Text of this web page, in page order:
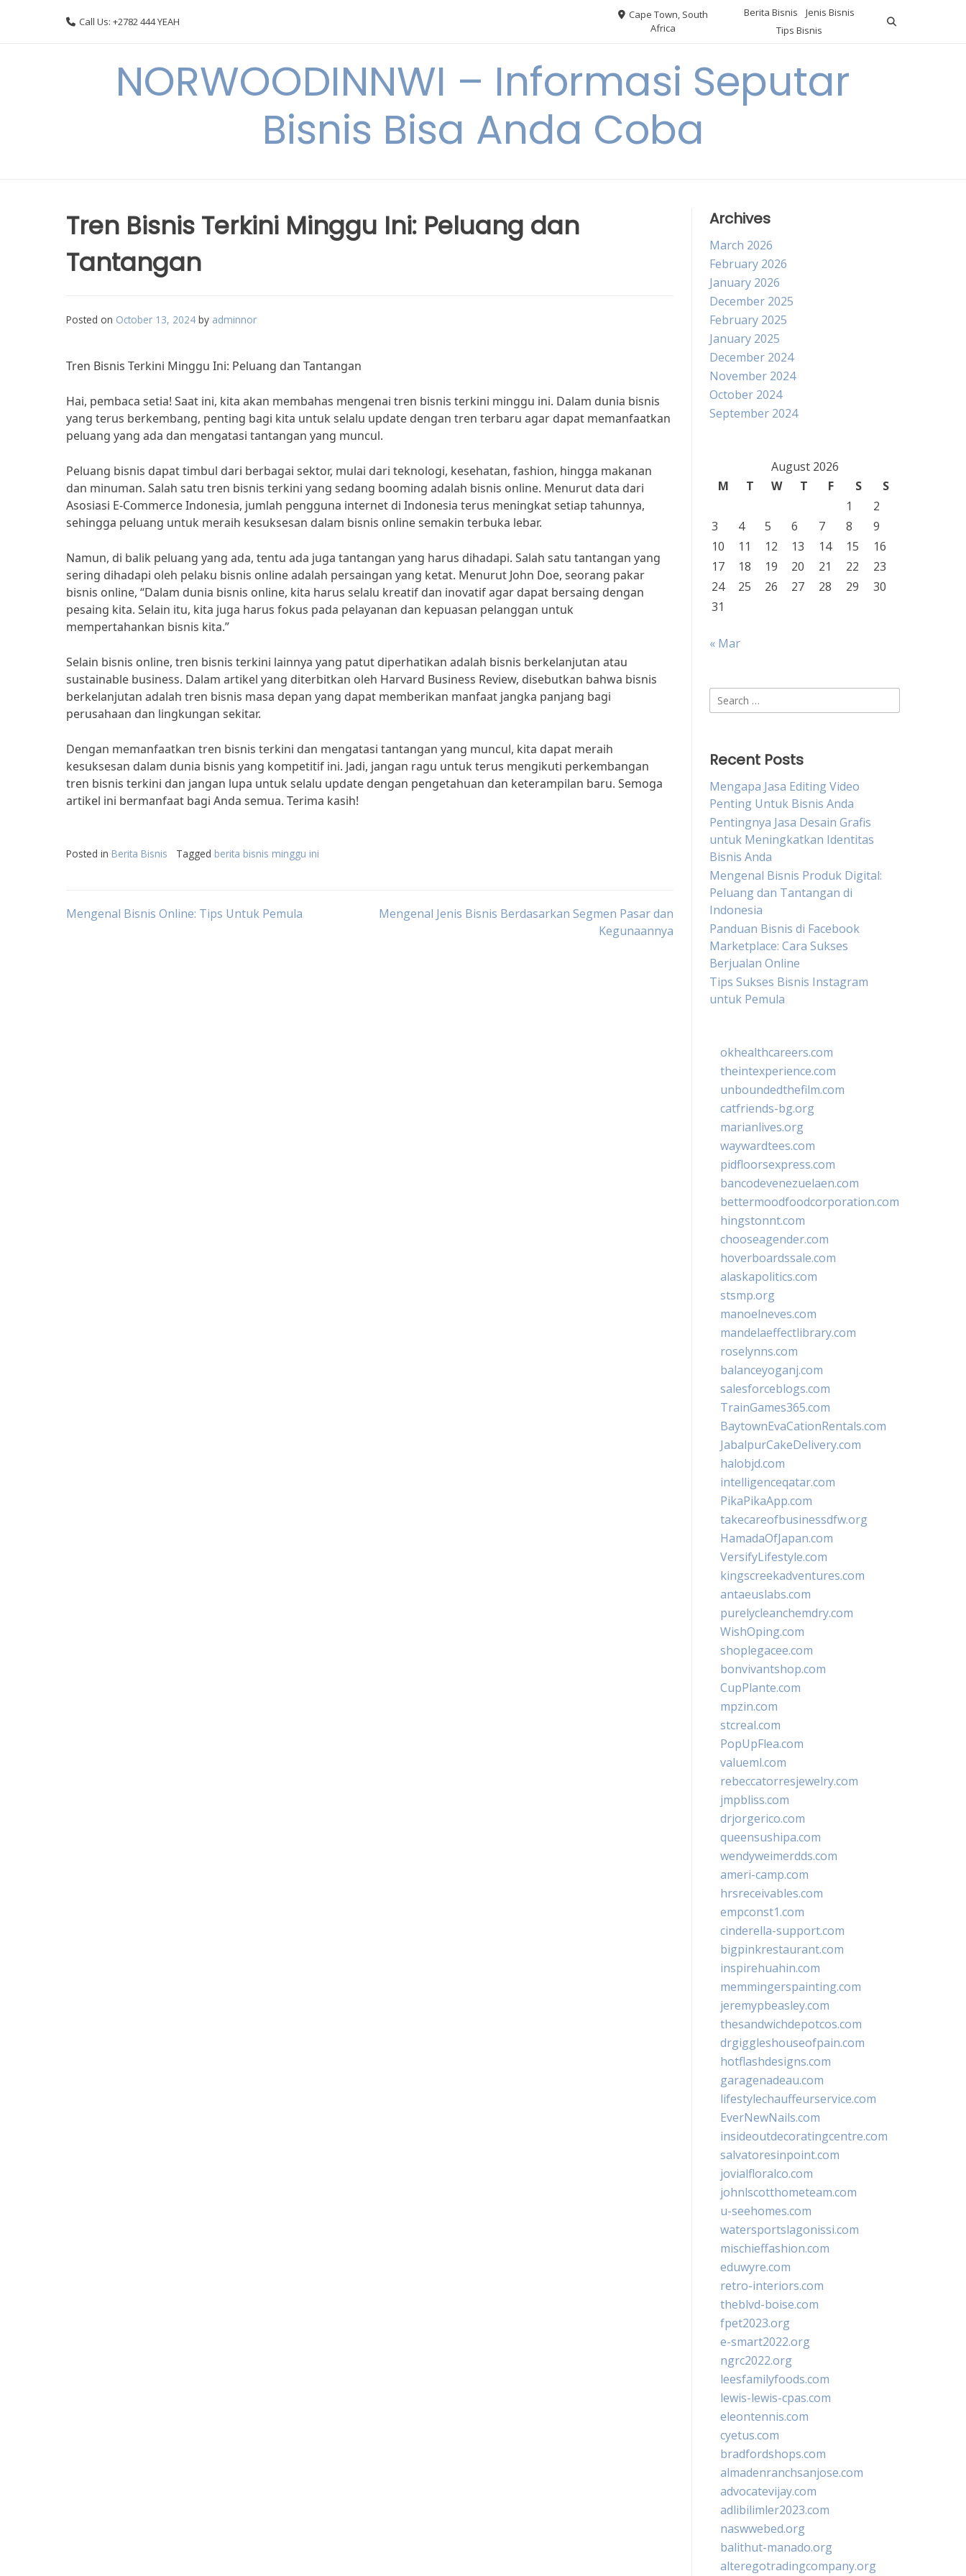
Call Us: +2782 444 YEAH
Cape Town, South
Africa
Berita Bisnis
Jenis Bisnis
Tips Bisnis
NORWOODINNWI – Informasi Seputar
Bisnis Bisa Anda Coba
Tren Bisnis Terkini Minggu Ini: Peluang dan
Tantangan
Posted on October 13, 2024 by adminnor
Tren Bisnis Terkini Minggu Ini: Peluang dan Tantangan
Hai, pembaca setia! Saat ini, kita akan membahas mengenai tren bisnis terkini minggu ini. Dalam dunia bisnis
yang terus berkembang, penting bagi kita untuk selalu update dengan tren terbaru agar dapat memanfaatkan
peluang yang ada dan mengatasi tantangan yang muncul.
Peluang bisnis dapat timbul dari berbagai sektor, mulai dari teknologi, kesehatan, fashion, hingga makanan
dan minuman. Salah satu tren bisnis terkini yang sedang booming adalah bisnis online. Menurut data dari
Asosiasi E-Commerce Indonesia, jumlah pengguna internet di Indonesia terus meningkat setiap tahunnya,
sehingga peluang untuk meraih kesuksesan dalam bisnis online semakin terbuka lebar.
Namun, di balik peluang yang ada, tentu ada juga tantangan yang harus dihadapi. Salah satu tantangan yang
sering dihadapi oleh pelaku bisnis online adalah persaingan yang ketat. Menurut John Doe, seorang pakar
bisnis online, “Dalam dunia bisnis online, kita harus selalu kreatif dan inovatif agar dapat bersaing dengan
pesaing kita. Selain itu, kita juga harus fokus pada pelayanan dan kepuasan pelanggan untuk
mempertahankan bisnis kita.”
Selain bisnis online, tren bisnis terkini lainnya yang patut diperhatikan adalah bisnis berkelanjutan atau
sustainable business. Dalam artikel yang diterbitkan oleh Harvard Business Review, disebutkan bahwa bisnis
berkelanjutan adalah tren bisnis masa depan yang dapat memberikan manfaat jangka panjang bagi
perusahaan dan lingkungan sekitar.
Dengan memanfaatkan tren bisnis terkini dan mengatasi tantangan yang muncul, kita dapat meraih
kesuksesan dalam dunia bisnis yang kompetitif ini. Jadi, jangan ragu untuk terus mengikuti perkembangan
tren bisnis terkini dan jangan lupa untuk selalu update dengan pengetahuan dan keterampilan baru. Semoga
artikel ini bermanfaat bagi Anda semua. Terima kasih!
Posted in Berita Bisnis Tagged berita bisnis minggu ini
Post
Mengenal Bisnis Online: Tips Untuk Pemula
Mengenal Jenis Bisnis Berdasarkan Segmen Pasar dan
Kegunaannya
Archives
March 2026
February 2026
January 2026
December 2025
February 2025
January 2025
December 2024
November 2024
October 2024
September 2024
August 2026
M
T W T F S
S
1
2
3
4 5 6 7 8
9
10
11 12 13 14 15
16
17
18 19 20 21 22
23
24
25 26 27 28 29
30
31
« Mar
Search
for:
Recent Posts
Mengapa Jasa Editing Video
Penting Untuk Bisnis Anda
Pentingnya Jasa Desain Grafis
untuk Meningkatkan Identitas
Bisnis Anda
Mengenal Bisnis Produk Digital:
Peluang dan Tantangan di
Indonesia
Panduan Bisnis di Facebook
Marketplace: Cara Sukses
Berjualan Online
Tips Sukses Bisnis Instagram
untuk Pemula
okhealthcareers.com
theintexperience.com
unboundedthefilm.com
catfriends-bg.org
marianlives.org
waywardtees.com
pidfloorsexpress.com
bancodevenezuelaen.com
bettermoodfoodcorporation.com
hingstonnt.com
chooseagender.com
hoverboardssale.com
alaskapolitics.com
stsmp.org
manoelneves.com
mandelaeffectlibrary.com
roselynns.com
balanceyoganj.com
salesforceblogs.com
TrainGames365.com
BaytownEvaCationRentals.com
JabalpurCakeDelivery.com
halobjd.com
intelligenceqatar.com
PikaPikaApp.com
takecareofbusinessdfw.org
HamadaOfJapan.com
VersifyLifestyle.com
kingscreekadventures.com
antaeuslabs.com
purelycleanchemdry.com
WishOping.com
shoplegacee.com
bonvivantshop.com
CupPlante.com
mpzin.com
stcreal.com
PopUpFlea.com
valueml.com
rebeccatorresjewelry.com
jmpbliss.com
drjorgerico.com
queensushipa.com
wendyweimerdds.com
ameri-camp.com
hrsreceivables.com
empconst1.com
cinderella-support.com
bigpinkrestaurant.com
inspirehuahin.com
memmingerspainting.com
jeremypbeasley.com
thesandwichdepotcos.com
drgiggleshouseofpain.com
hotflashdesigns.com
garagenadeau.com
lifestylechauffeurservice.com
EverNewNails.com
insideoutdecoratingcentre.com
salvatoresinpoint.com
jovialfloralco.com
johnlscotthometeam.com
u-seehomes.com
watersportslagonissi.com
mischieffashion.com
eduwyre.com
retro-interiors.com
theblvd-boise.com
fpet2023.org
e-smart2022.org
ngrc2022.org
leesfamilyfoods.com
lewis-lewis-cpas.com
eleontennis.com
cyetus.com
bradfordshops.com
almadenranchsanjose.com
advocatevijay.com
adlibilimler2023.com
naswwebed.org
balithut-manado.org
alteregotradingcompany.org